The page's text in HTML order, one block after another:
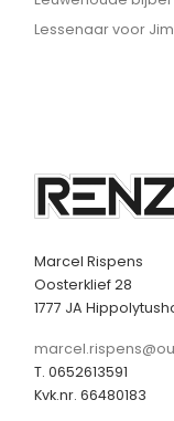
Lessenaar voor
Marcel Rispens
Oosterklief 28
1777 JA
T. 0652613591
Kvk.nr. 66480183